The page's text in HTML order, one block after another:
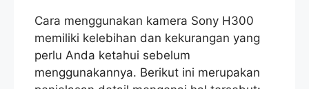
Cara menggunakan kamera Sony H300
memiliki kelebihan dan kekurangan yang
perlu Anda ketahui sebelum
menggunakannya. Berikut ini merupakan